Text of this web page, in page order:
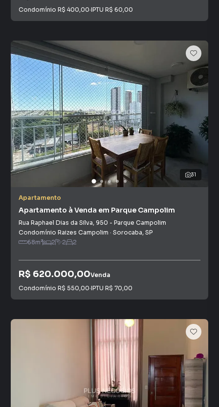
Condomínio R$ 400,00·IPTU R$ 60,00
31
Apartamento
Apartamento à Venda em Parque Campolim
Rua Raphael Dias da Silva, 950 - Parque Campolim
Condomínio Raizes Campolim · Sorocaba, SP
68m² 2 2 2
R$ 620.000,00Venda
Condomínio R$ 550,00·IPTU R$ 70,00